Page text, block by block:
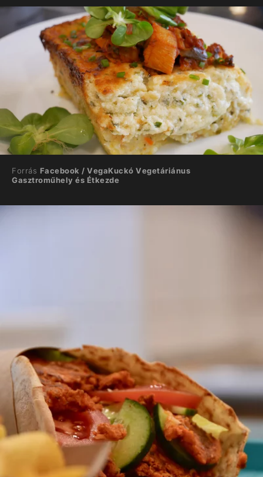
Forrás Facebook / VegaKuckó Vegetáriánus
Gasztroműhely és Étkezde